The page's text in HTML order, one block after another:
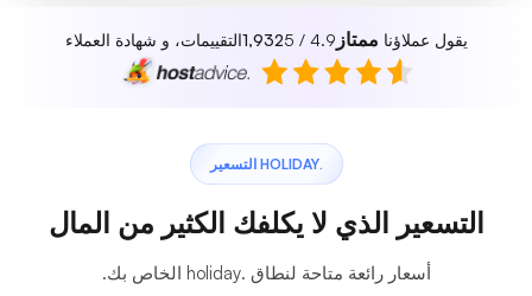
يقول عملاؤنا ممتاز 4.9 / 5
1,932التقييمات، و شهادة العملاء
.HOLIDAY التسعير
التسعير الذي لا يكلفك الكثير من المال
أسعار رائعة متاحة لنطاق .holiday الخاص بك.